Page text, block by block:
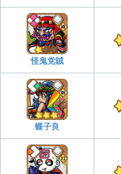
怪鬼党賊
蝶子良